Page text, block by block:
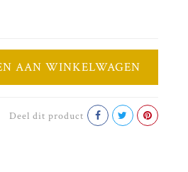
AAN WINKELWAGEN
Deel dit product